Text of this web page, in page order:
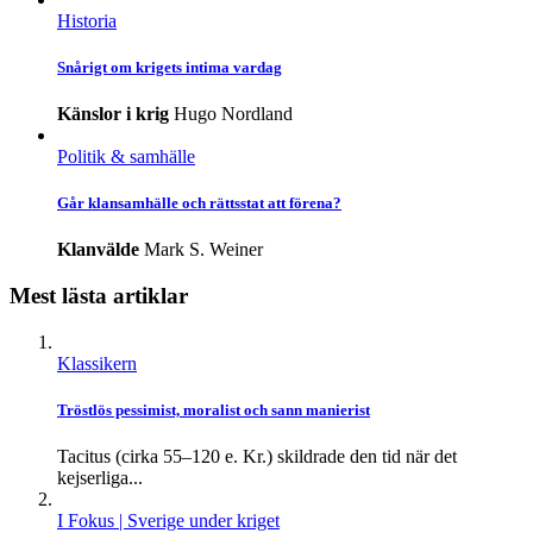
Historia
Snårigt om krigets intima vardag
Känslor i krig Hugo Nordland
Politik & samhälle
Går klansamhälle och rättsstat att förena?
Klanvälde Mark S. Weiner
Mest lästa artiklar
Klassikern
Tröstlös pessimist, moralist och sann manierist
Tacitus (cirka 55–120 e. Kr.) skildrade den tid när det
kejserliga...
I Fokus | Sverige under kriget